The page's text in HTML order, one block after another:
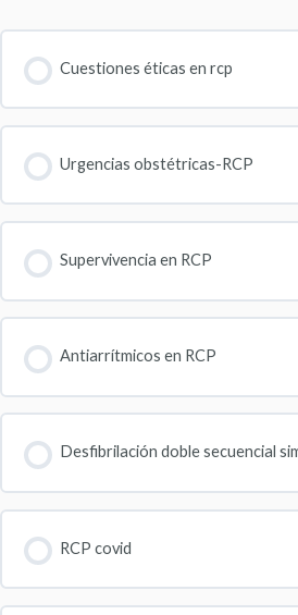
Cuestiones éticas en rcp
Urgencias obstétricas-RCP
Supervivencia en RCP
Antiarrítmicos en RCP
Desfibrilación doble secuencial
RCP covid